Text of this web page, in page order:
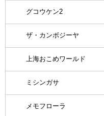
グコウケン2
ザ・カンボジーヤ
上海おこめワールド
ミシンガサ
メモフローラ